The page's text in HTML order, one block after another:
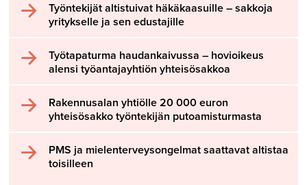
Työntekijät altistuivat häkäkaasuille – sakkoja
yritykselle ja sen edustajille
Työtapaturma haudankaivussa – hovioikeus
alensi työantajayhtiön yhteisösakkoa
Rakennusalan yhtiölle 20 000 euron
yhteisösakko työntekijän putoamisturmasta
PMS ja mielenterveysongelmat saattavat altistaa
toisilleen